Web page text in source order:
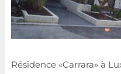
Résidence «Carrara» à